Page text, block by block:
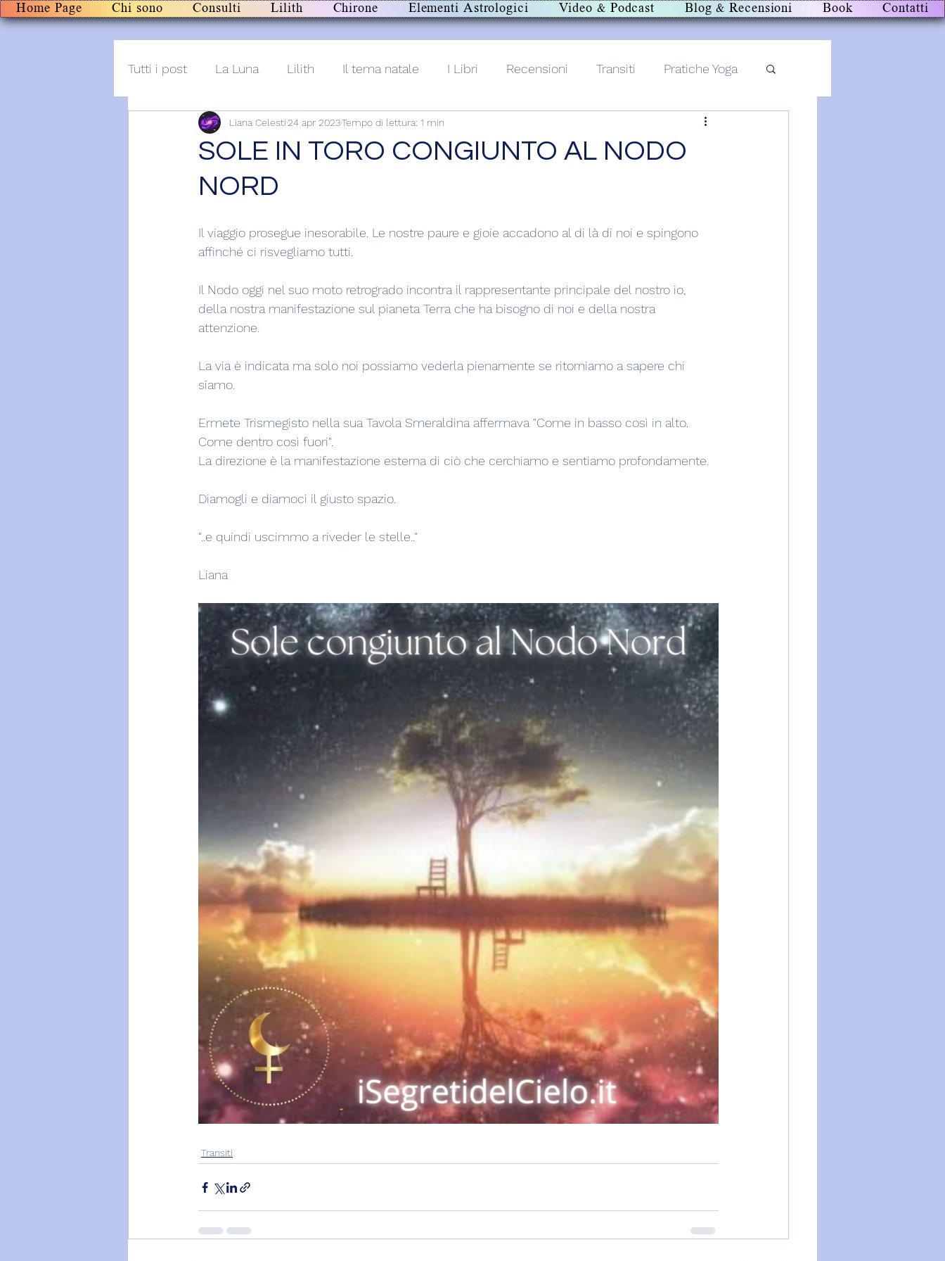
Home Page Chi sono Consulti Lilith Chirone Elementi Astrologici Video & Podcast Blog & Recensioni Book Contatti
Tutti i post La Luna Lilith Il tema natale I Libri Recensioni Transiti Pratiche Yoga
Post+audio Lilith+
SOLE IN TORO CONGIUNTO AL NODO
NORD
Liana Celesti24 apr 2023Tempo di lettura: 1 min
Il viaggio prosegue inesorabile. Le nostre paure e gioie accadono al di là di noi e spingono
affinché ci risvegliamo tutti.
Il Nodo oggi nel suo moto retrogrado incontra il rappresentante principale del nostro io,
della nostra manifestazione sul pianeta Terra che ha bisogno di noi e della nostra
attenzione.
La via è indicata ma solo noi possiamo vederla pienamente se ritorniamo a sapere chi
siamo.
Ermete Trismegisto nella sua Tavola Smeraldina affermava "Come in basso così in alto.
Come dentro così fuori".
La direzione è la manifestazione esterna di ciò che cerchiamo e sentiamo profondamente.
Diamogli e diamoci il giusto spazio.
"..e quindi uscimmo a riveder le stelle.."
Liana
Transiti